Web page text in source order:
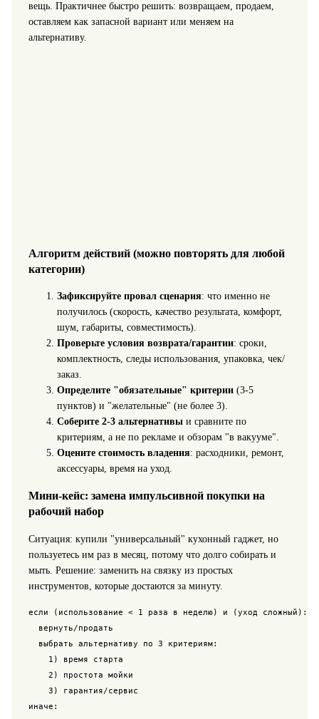
вещь. Практичнее быстро решить: возвращаем, продаем,
оставляем как запасной вариант или меняем на
альтернативу.
Алгоритм действий (можно повторять для любой
категории)
Зафиксируйте провал сценария: что именно не
получилось (скорость, качество результата, комфорт,
шум, габариты, совместимость).
Проверьте условия возврата/гарантии: сроки,
комплектность, следы использования, упаковка, чек/
заказ.
Определите "обязательные" критерии(3-5
пунктов) и "желательные" (не более 3).
Соберите 2-3 альтернативыи сравните по
критериям, а не по рекламе и обзорам "в вакууме".
Оцените стоимость владения: расходники, ремонт,
аксессуары, время на уход.
Мини-кейс: замена импульсивной покупки на
рабочий набор
Ситуация: купили "универсальный" кухонный гаджет, но
пользуетесь им раз в месяц, потому что долго собирать и
мыть. Решение: заменить на связку из простых
инструментов, которые достаются за минуту.
если (использование < 1 раза в неделю) и (уход сложный):
  вернуть/продать
  выбрать альтернативу по 3 критериям:
    1) время старта
    2) простота мойки
    3) гарантия/сервис
иначе: